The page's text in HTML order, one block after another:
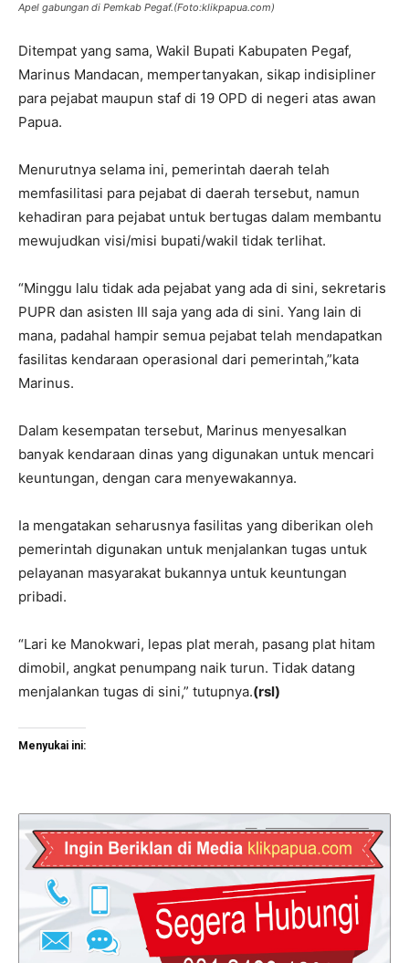
Apel gabungan di Pemkab Pegaf.(Foto:klikpapua.com)
Ditempat yang sama, Wakil Bupati Kabupaten Pegaf,
Marinus Mandacan, mempertanyakan, sikap indisipliner
para pejabat maupun staf di 19 OPD di negeri atas awan
Papua.
Menurutnya selama ini, pemerintah daerah telah
memfasilitasi para pejabat di daerah tersebut, namun
kehadiran para pejabat untuk bertugas dalam membantu
mewujudkan visi/misi bupati/wakil tidak terlihat.
“Minggu lalu tidak ada pejabat yang ada di sini, sekretaris
PUPR dan asisten III saja yang ada di sini. Yang lain di
mana, padahal hampir semua pejabat telah mendapatkan
fasilitas kendaraan operasional dari pemerintah,”kata
Marinus.
Dalam kesempatan tersebut, Marinus menyesalkan
banyak kendaraan dinas yang digunakan untuk mencari
keuntungan, dengan cara menyewakannya.
Ia mengatakan seharusnya fasilitas yang diberikan oleh
pemerintah digunakan untuk menjalankan tugas untuk
pelayanan masyarakat bukannya untuk keuntungan
pribadi.
“Lari ke Manokwari, lepas plat merah, pasang plat hitam
dimobil, angkat penumpang naik turun. Tidak datang
menjalankan tugas di sini,” tutupnya.(rsl)
Menyukai ini: